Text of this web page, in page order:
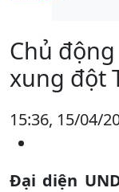
Chủ
xung đột
15:36, 15/04/
Đại diện